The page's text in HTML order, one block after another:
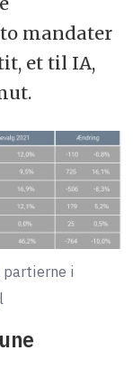
mandater
et til IA,
i